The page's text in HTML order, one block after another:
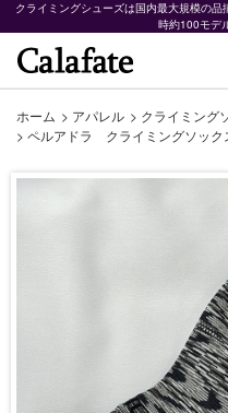
クライミングシューズは国内最大規模の
時約100モデ
ホーム > アパレル > クライミング
> ペルアドラ クライミングソック